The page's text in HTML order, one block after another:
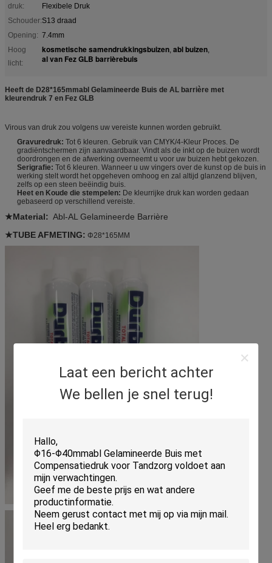
Laat een bericht achter
We bellen je snel terug!
druk:
Flexibele Druk
Schouder:S13 draad
Opening: 7.4mm
Hoog
licht:
kosmetische samendrukkingsbuizen, abl buizen,
al van Fez GLB barrièrebuis
Heeft de D28*165mmabl Gelamineerde Buis de AL barrière met
kleurendruk 7 en Fez GLB
Virous van druk zou volgens uw vereiste kunnen worden gebruikt.
Gravuredruk: Tot 6 kleuren. Gebruik van CMYK/4-Kleur Proces. De
gradiëntschermen zijn aanvaardbaar. Vindt als de inkt op de buizen wordt
doordrongen en de afwerking overneemt u voor uw buizen hebt gekozen.
Serigrafie: Tot 6 kleuren. Wanneer u uw vingers over de kunst op de buis in
werking stelt wordt het opgeheven omhoog en zal altijd glanzend blijven,
zelfs op een steen beëindig buis.
Heet en Koude die stempelen: De kleurrijke druk kan worden gedaan
gebaseerd op verschillend vereiste.
★Material: Abl-AL Gelamineerde Barrière
★TUBE AFMETING: Φ28*165MM